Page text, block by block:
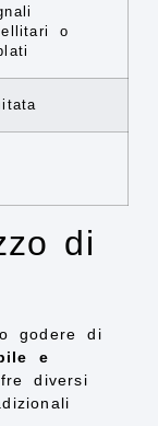
o
di
godere di
e
diversi